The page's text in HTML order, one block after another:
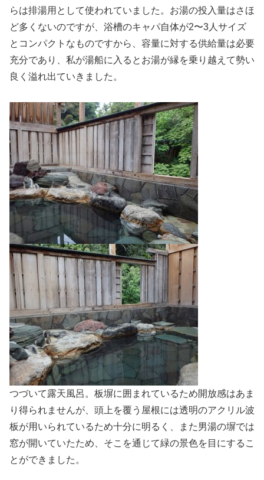
らは排湯用として使われていました。お湯の投入量はさほ
ど多くないのですが、浴槽のキャパ自体が2〜3人サイズ
とコンパクトなものですから、容量に対する供給量は必要
充分であり、私が湯船に入るとお湯が縁を乗り越えて勢い
良く溢れ出ていきました。
つづいて露天風呂。板塀に囲まれているため開放感はあま
り得られませんが、頭上を覆う屋根には透明のアクリル波
板が用いられているため十分に明るく、また男湯の塀では
窓が開いていたため、そこを通じて緑の景色を目にするこ
とができました。